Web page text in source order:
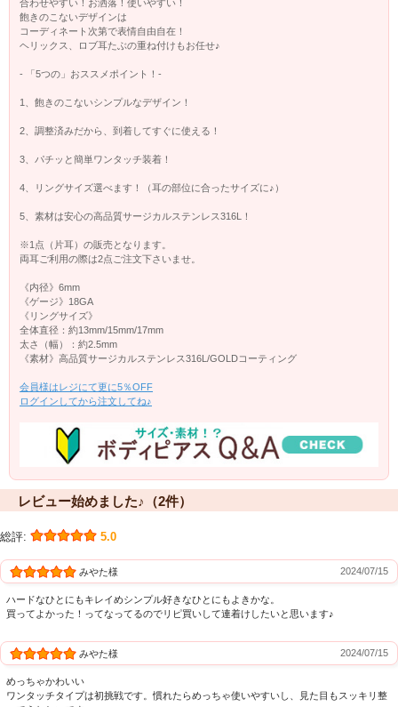
合わせやすい！お洒落！使いやすい！
飽きのこないデザインは
コーディネート次第で表情自由自在！
ヘリックス、ロブ耳たぶの重ね付けもお任せ♪
- 「5つの」おススメポイント！-
1、飽きのこないシンプルなデザイン！
2、調整済みだから、到着してすぐに使える！
3、パチッと簡単ワンタッチ装着！
4、リングサイズ選べます！（耳の部位に合ったサイズに♪）
5、素材は安心の高品質サージカルステンレス316L！
※1点（片耳）の販売となります。
両耳ご利用の際は2点ご注文下さいませ。
《内径》6mm
《ゲージ》18GA
《リングサイズ》
全体直径：約13mm/15mm/17mm
太さ（幅）：約2.5mm
《素材》高品質サージカルステンレス316L/GOLDコーティング
会員様はレジにて更に5％OFF
ログインしてから注文してね♪
レビュー始めました♪（2件）
総評: 5.0
みやた様 2024/07/15
ハードなひとにもキレイめシンプル好きなひとにもよきかな。
買ってよかった！ってなってるのでリピ買いして連着けしたいと思います♪
みやた様 2024/07/15
めっちゃかわいい
ワンタッチタイプは初挑戦です。慣れたらめっちゃ使いやすいし、見た目もスッキリ整